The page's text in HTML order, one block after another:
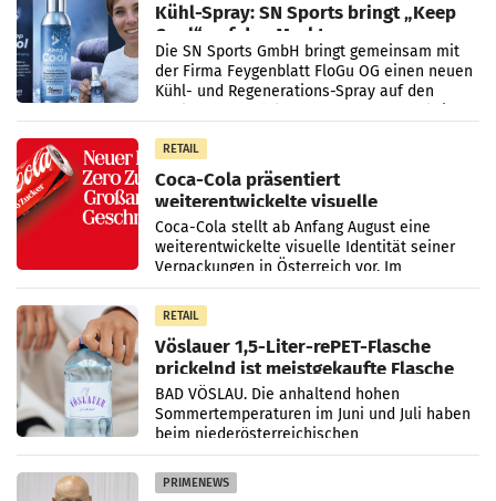
Kühl-Spray: SN Sports bringt „Keep
Cool“ auf den Markt
Die SN Sports GmbH bringt gemeinsam mit
der Firma Feygenblatt FloGu OG einen neuen
Kühl- und Regenerations-Spray auf den
RETAIL
Coca-Cola präsentiert
weiterentwickelte visuelle
Markenidentität
Coca-Cola stellt ab Anfang August eine
weiterentwickelte visuelle Identität seiner
Verpackungen in Österreich vor. Im
Mittelpunkt des Redesigns stehen zentrale
Gestaltungselemente
RETAIL
Vöslauer 1,5-Liter-rePET-Flasche
prickelnd ist meistgekaufte Flasche
Österreichs
BAD VÖSLAU. Die anhaltend hohen
Sommertemperaturen im Juni und Juli haben
beim niederösterreichischen
Getränkehersteller Vöslauer zu deutlichen
Absatzzuwächsen geführt. Während
PRIMENEWS